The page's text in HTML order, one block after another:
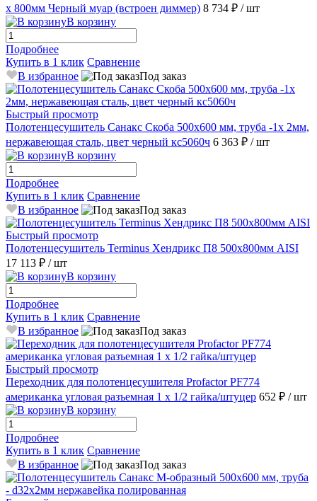
х 800мм Черный муар (встроен диммер) 8 734 ₽ / шт
В корзину
Подробнее
Купить в 1 клик Сравнение
В избранное
Под заказ
Быстрый просмотр
Полотенцесушитель Санакс Скоба 500х600 мм, труба -1x 2мм,
нержавеющая сталь, цвет черный кс5060ч 6 363 ₽ / шт
В корзину
Подробнее
Купить в 1 клик Сравнение
В избранное
Под заказ
Быстрый просмотр
Полотенцесушитель Terminus Хендрикс П8 500х800мм AISI
17 113 ₽ / шт
В корзину
Подробнее
Купить в 1 клик Сравнение
В избранное
Под заказ
Быстрый просмотр
Переходник для полотенцесушителя Profactor PF774
американка угловая разъемная 1 х 1/2 гайка/штуцер 652 ₽ / шт
В корзину
Подробнее
Купить в 1 клик Сравнение
В избранное
Под заказ